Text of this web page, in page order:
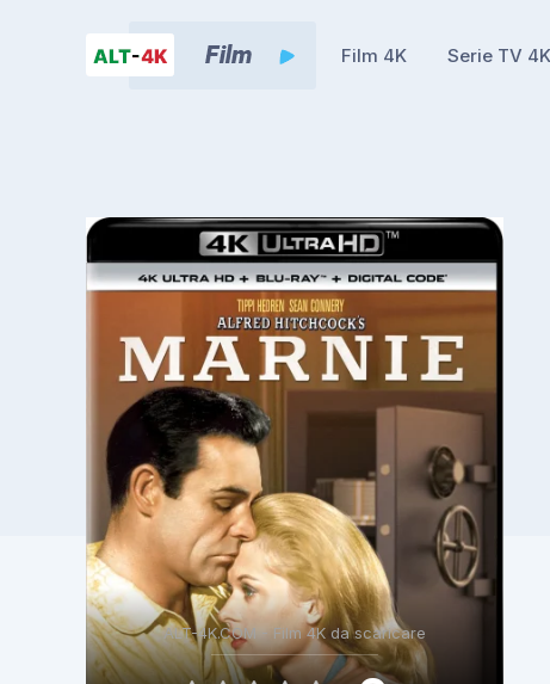
Film 4K Serie TV 4K
ALT-4K.COM - Film 4K da scaricare